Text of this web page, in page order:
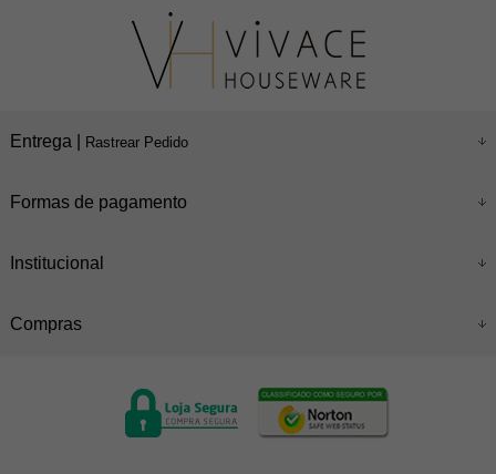
Entrega | Rastrear Pedido
Formas de pagamento
Institucional
Compras